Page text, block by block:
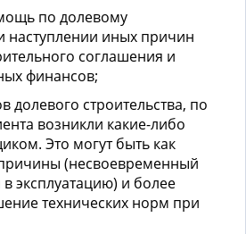
по долевому
наступлении иных причин
соглашения и
финансов;
долевого строительства, по
возникли какие-либо
Это могут быть как
(несвоевременный
эксплуатацию) и более
технических норм при